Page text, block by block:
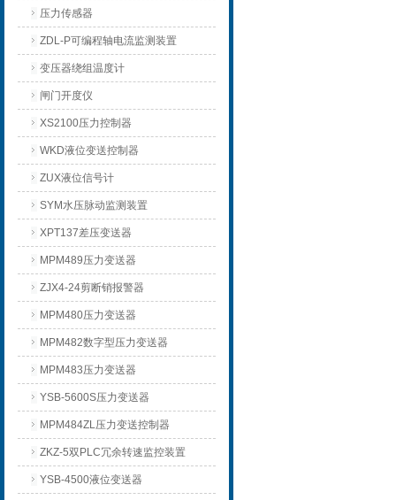
压力传感器
ZDL-P可编程轴电流监测装置
变压器绕组温度计
闸门开度仪
XS2100压力控制器
WKD液位变送控制器
ZUX液位信号计
SYM水压脉动监测装置
XPT137差压变送器
MPM489压力变送器
ZJX4-24剪断销报警器
MPM480压力变送器
MPM482数字型压力变送器
MPM483压力变送器
YSB-5600S压力变送器
MPM484ZL压力变送控制器
ZKZ-5双PLC冗余转速监控装置
YSB-4500液位变送器